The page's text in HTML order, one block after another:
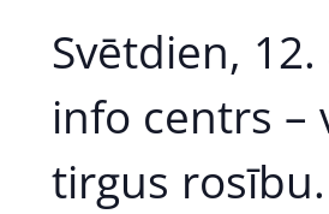
Svētdien,
info centrs –
tirgus